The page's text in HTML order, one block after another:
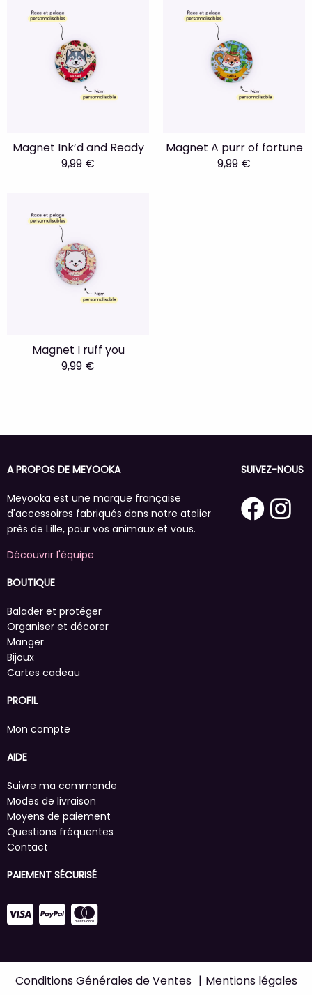
Magnet Ink’d and Ready
9,99 €
Magnet A purr of fortune
9,99 €
Magnet I ruff you
9,99 €
A PROPOS DE MEYOOKA
Meyooka est une marque française
d'accessoires fabriqués dans notre atelier
près de Lille, pour vos animaux et vous.
Découvrir l'équipe
SUIVEZ-NOUS
BOUTIQUE
Balader et protéger
Organiser et décorer
Manger
Bijoux
Cartes cadeau
PROFIL
Mon compte
AIDE
Suivre ma commande
Modes de livraison
Moyens de paiement
Questions fréquentes
Contact
PAIEMENT SÉCURISÉ
Conditions Générales de Ventes Mentions légales